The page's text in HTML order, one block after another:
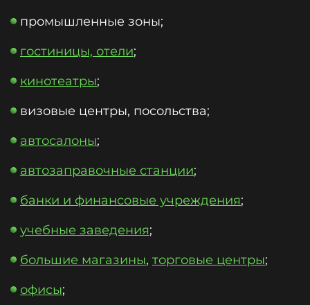
промышленные зоны;
гостиницы, отели;
кинотеатры;
визовые центры, посольства;
автосалоны;
автозаправочные станции;
банки и финансовые учреждения;
учебные заведения;
большие магазины, торговые центры;
офисы;